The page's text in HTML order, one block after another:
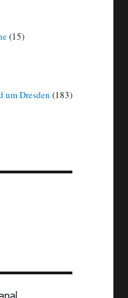
(15)
um Dresden (183)